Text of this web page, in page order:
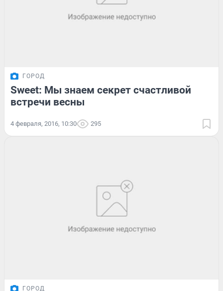
ГОРОД
Sweet: Мы знаем секрет счастливой
встречи весны
4 февраля, 2016, 10:30 295
ГОРОД